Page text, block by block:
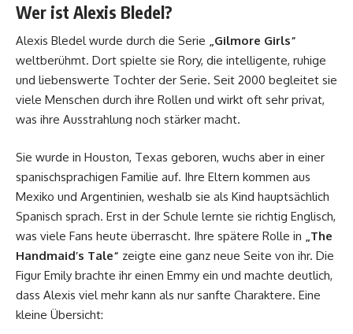
Wer ist Alexis Bledel?
Alexis Bledel wurde durch die Serie „Gilmore Girls“
weltberühmt. Dort spielte sie Rory, die intelligente, ruhige
und liebenswerte Tochter der Serie. Seit 2000 begleitet sie
viele Menschen durch ihre Rollen und wirkt oft sehr privat,
was ihre Ausstrahlung noch stärker macht.
Sie wurde in Houston, Texas geboren, wuchs aber in einer
spanischsprachigen Familie auf. Ihre Eltern kommen aus
Mexiko und Argentinien, weshalb sie als Kind hauptsächlich
Spanisch sprach. Erst in der Schule lernte sie richtig Englisch,
was viele Fans heute überrascht. Ihre spätere Rolle in
„The
Handmaid’s Tale“ zeigte eine ganz neue Seite von ihr. Die
Figur Emily brachte ihr einen Emmy ein und machte deutlich,
dass Alexis viel mehr kann als nur sanfte Charaktere. Eine
kleine Übersicht: